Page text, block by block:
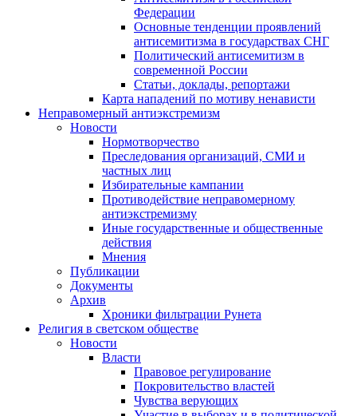
Федерации
Основные тенденции проявлений
антисемитизма в государствах СНГ
Политический антисемитизм в
современной России
Статьи, доклады, репортажи
Карта нападений по мотиву ненависти
Неправомерный антиэкстремизм
Новости
Нормотворчество
Преследования организаций, СМИ и
частных лиц
Избирательные кампании
Противодействие неправомерному
антиэкстремизму
Иные государственные и общественные
действия
Мнения
Публикации
Документы
Архив
Хроники фильтрации Рунета
Религия в светском обществе
Новости
Власти
Правовое регулирование
Покровительство властей
Чувства верующих